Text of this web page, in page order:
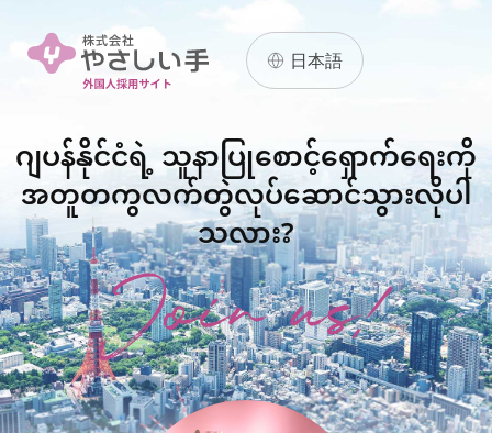
日本語
ဂျပန်နိုင်ငံရဲ့ သူနာပြုစောင့်ရှောက်ရေးကို
အတူတကွလက်တွဲလုပ်ဆောင်သွားလိုပါ
သလား?